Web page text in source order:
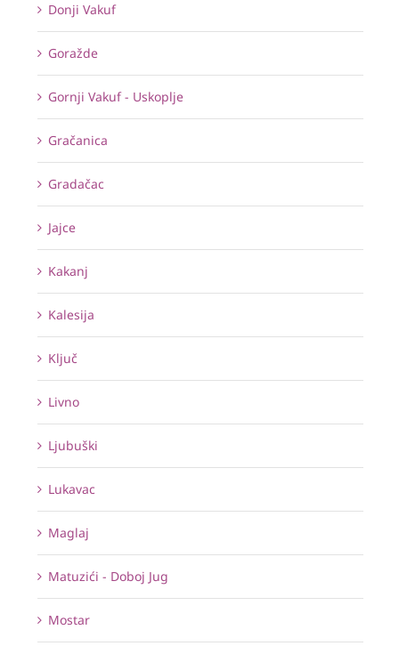
Donji Vakuf
Goražde
Gornji Vakuf - Uskoplje
Gračanica
Gradačac
Jajce
Kakanj
Kalesija
Ključ
Livno
Ljubuški
Lukavac
Maglaj
Matuzići - Doboj Jug
Mostar